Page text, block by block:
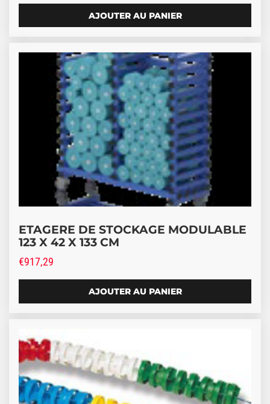
AJOUTER AU PANIER
ETAGERE DE STOCKAGE MODULABLE
123 X 42 X 133 CM
€917,29
AJOUTER AU PANIER